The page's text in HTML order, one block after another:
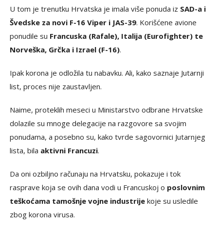
U tom je trenutku Hrvatska je imala više ponuda iz SAD-a i
Švedske za novi F-16 Viper i JAS-39. Korišćene avione
ponudile su Francuska (Rafale), Italija (Eurofighter) te
Norveška, Grčka i Izrael (F-16).
Ipak korona je odložila tu nabavku. Ali, kako saznaje Jutarnji
list, proces nije zaustavljen.
Naime, proteklih meseci u Ministarstvo odbrane Hrvatske
dolazile su mnoge delegacije na razgovore sa svojim
ponudama, a posebno su, kako tvrde sagovornici Jutarnjeg
lista, bila aktivni Francuzi.
Da oni ozbiljno računaju na Hrvatsku, pokazuje i tok
rasprave koja se ovih dana vodi u Francuskoj o poslovnim
teškoćama tamošnje vojne industrije koje su usledile
zbog korona virusa.